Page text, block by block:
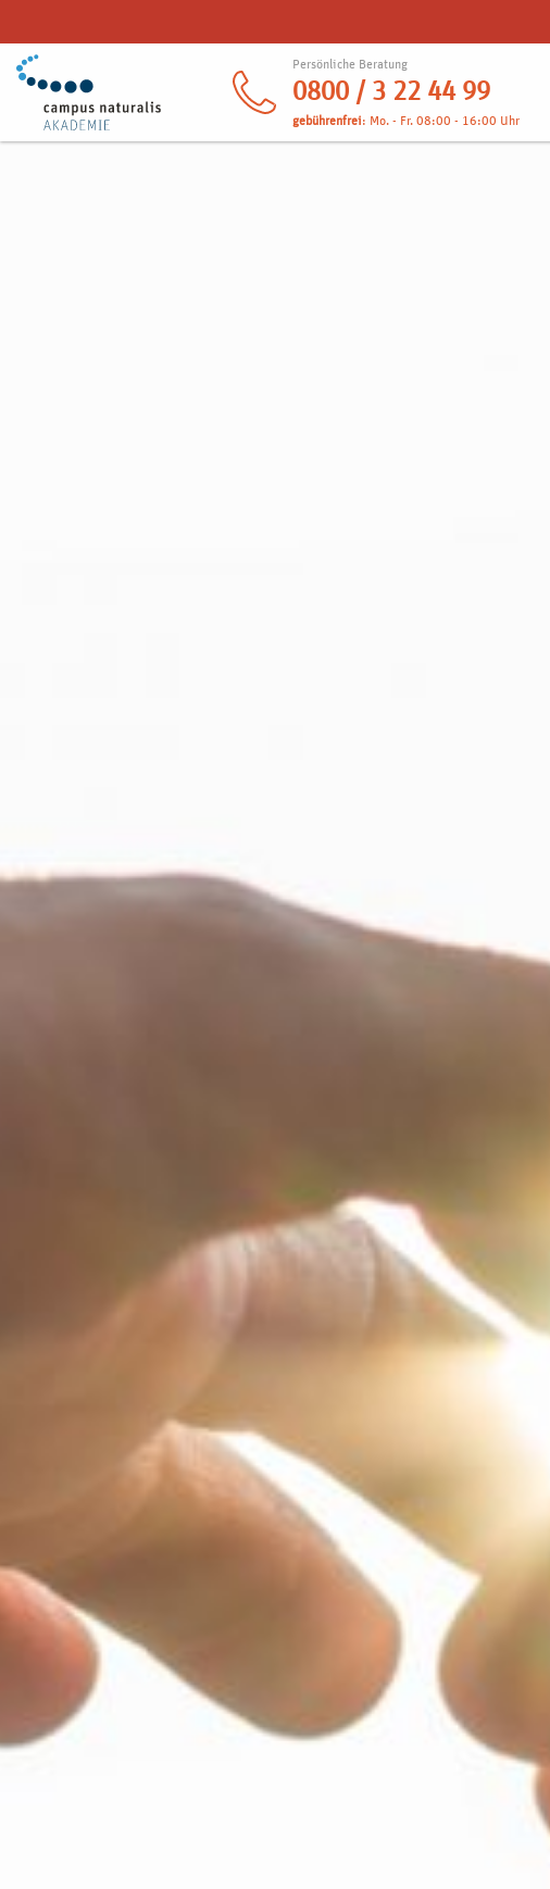
Persönliche Beratung
0800 / 3 22 44 99
gebührenfrei: Mo. - Fr. 08:00 - 16:00 Uhr